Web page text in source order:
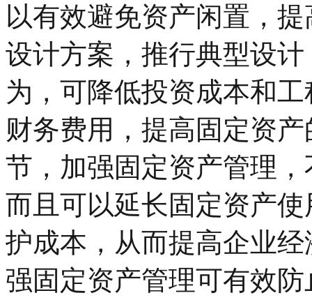
以有效避免资产闲置，
设计方案，推行典型设
为，可降低投资成本和
财务费用，提高固定资
节，加强固定资产管理
而且可以延长固定资产
护成本，从而提高企业
强固定资产管理可有效